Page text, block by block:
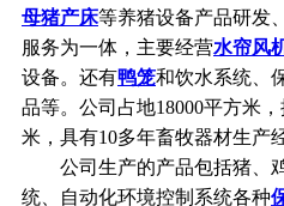
母猪产床等养猪设备产品研发
服务为一体，主要经营水帘风
设备。还有鸭笼和饮水系统、
品等。公司占地18000平方米
米，具有10多年畜牧器材生产
公司生产的产品包括猪、
统、自动化环境控制系统各种